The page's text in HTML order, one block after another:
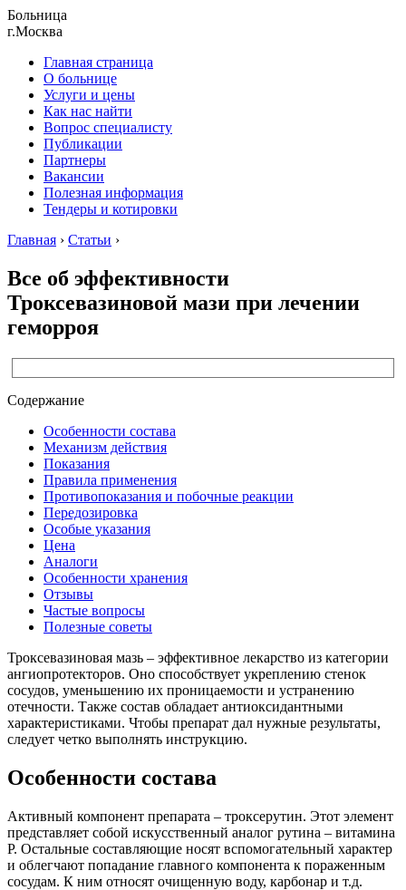
Больница
г.Москва
Главная страница
О больнице
Услуги и цены
Как нас найти
Вопрос специалисту
Публикации
Партнеры
Вакансии
Полезная информация
Тендеры и котировки
Главная › Статьи ›
Все об эффективности
Троксевазиновой мази при лечении
геморроя
Содержание
Особенности состава
Механизм действия
Показания
Правила применения
Противопоказания и побочные реакции
Передозировка
Особые указания
Цена
Аналоги
Особенности хранения
Отзывы
Частые вопросы
Полезные советы
Троксевазиновая мазь – эффективное лекарство из категории
ангиопротекторов. Оно способствует укреплению стенок
сосудов, уменьшению их проницаемости и устранению
отечности. Также состав обладает антиоксидантными
характеристиками. Чтобы препарат дал нужные результаты,
следует четко выполнять инструкцию.
Особенности состава
Активный компонент препарата – троксерутин. Этот элемент
представляет собой искусственный аналог рутина – витамина
Р. Остальные составляющие носят вспомогательный характер
и облегчают попадание главного компонента к пораженным
сосудам. К ним относят очищенную воду, карбонар и т.д.